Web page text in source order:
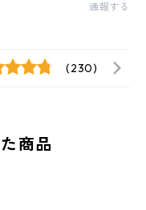
通報する
(230)
商品